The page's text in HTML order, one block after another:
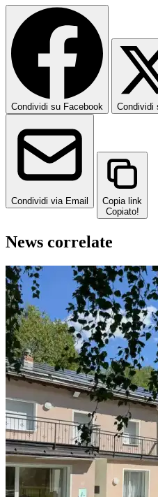
Condividi su Facebook Condividi
Condividi via Email
Copia link
Copiato!
News correlate